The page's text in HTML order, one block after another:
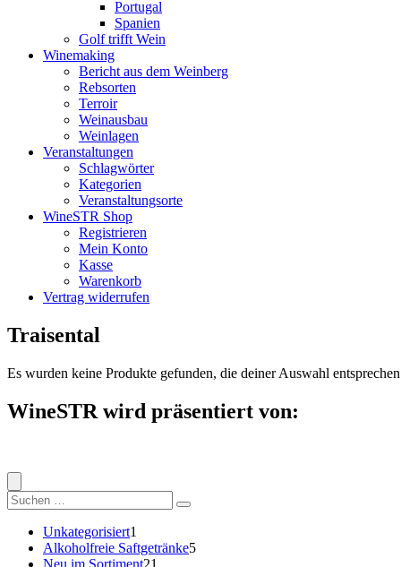
Portugal
Spanien
Golf trifft Wein
Winemaking
Bericht aus dem Weinberg
Rebsorten
Terroir
Weinausbau
Weinlagen
Veranstaltungen
Schlagwörter
Kategorien
Veranstaltungsorte
WineSTR Shop
Registrieren
Mein Konto
Kasse
Warenkorb
Vertrag widerrufen
Traisental
Es wurden keine Produkte gefunden, die deiner Auswahl
WineSTR wird präsentiert von:
Suche
nach:
Unkategorisiert1
Produkt
Alkoholfreie Saftgetränke55
Neu im Sortiment21